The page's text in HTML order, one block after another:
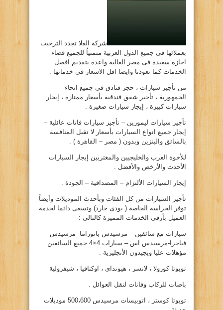
شركة العلا تجدد الترحيب
بعملائها فى جميع الدول العربية متمنياُ للجميع قضاء
اجازة سعيدة فى مصر الغالية واعدة بتقديم افضل
الخدمات كما تعودنا وايضا اقل الاسعار فى خدماتها .
من تأجير سيارات ، حجز فنادق فى جميع انحاء
الجمهورية ، تأجير شقق فندقية بأسعار ممتازة ، إيجار
سيارات كبيرة ، إيجار سيارات صغيرة .
تأجير سيارات ليموزين – تأجير سيارات فانات عائلية –
إيجار جميع انواع السيارات بأسعار لا تقبل المنافسة
بالسائق والبنزين وبدون ( مصر – القاهرة ) .
للأخوة العرب والخليجيين والمغتربين إيجار السيارات
الأحدث والأرخص والأفضل .
إيجار السيارات الألتزام – المصداقية – الجودة .
تأجير السيارات من كل الفئات وبأحدث الموديلات وأيضاً
توفر الحراسة الخاصة ( بودى جارد) وتسعى دائما لخدمة
العميل بأرقى الخدمات المميزة كالتالى :-
سيارات مع سائقين – مرسيدس بانوراما- مرسيدس
فياجرا-مرسيدس اس – سيارات 4×4 جميع السائقين
مؤهلات عليا ويجيدون الأنجليزية .
تويوتا كورولا ، لانسر ، هيونداى ، اوكتافيا ، شيفرولية
باصات للركاب وفانات لنقل العوائل .
تويوتا كوستر ، اتوبيسات مرسيدس 500،600 موديلات